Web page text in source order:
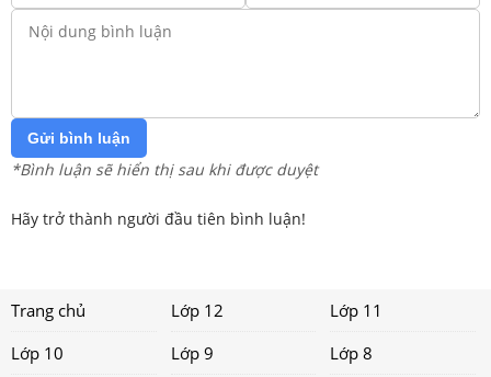
Gửi bình luận
*Bình luận sẽ hiển thị sau khi được duyệt
Hãy trở thành người đầu tiên bình luận!
Trang chủ Lớp 12
Lớp 11
Lớp 10
Lớp 9
Lớp 8